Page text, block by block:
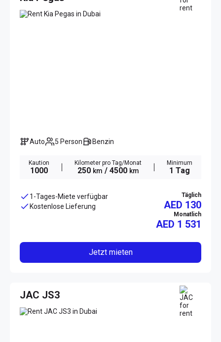
Auto 5 Person Benzin
Kaution
1000
Kilometer pro Tag/Monat
250 km / 4500 km
Minimum
1 Tag
1-Tages-Miete verfügbar
Kostenlose Lieferung
Täglich
AED 130
Monatlich
AED 1 531
Jetzt mieten
JAC JS3